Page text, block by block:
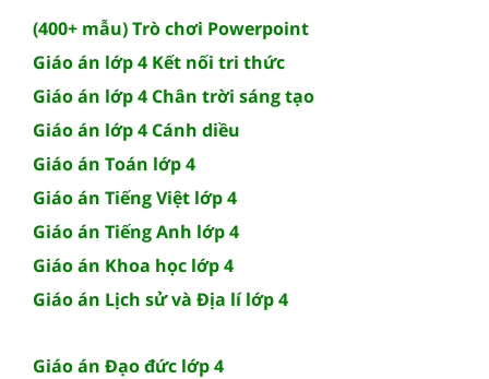
(400+ mẫu) Trò chơi Powerpoint
Giáo án lớp 4 Kết nối tri thức
Giáo án lớp 4 Chân trời sáng tạo
Giáo án lớp 4 Cánh diều
Giáo án Toán lớp 4
Giáo án Tiếng Việt lớp 4
Giáo án Tiếng Anh lớp 4
Giáo án Khoa học lớp 4
Giáo án Lịch sử và Địa lí lớp 4
Giáo án Đạo đức lớp 4